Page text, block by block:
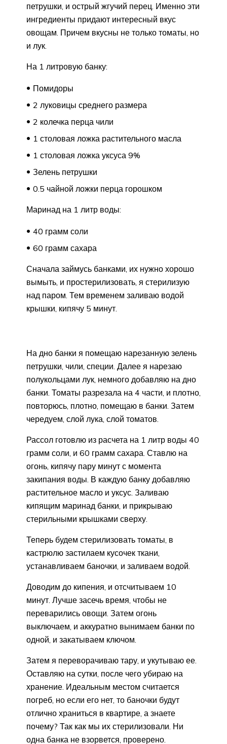
петрушки, и острый жгучий перец. Именно эти
ингредиенты придают интересный вкус
овощам. Причем вкусны не только томаты, но
и лук.
На 1 литровую банку:
Помидоры
2 луковицы среднего размера
2 колечка перца чили
1 столовая ложка растительного масла
1 столовая ложка уксуса 9%
Зелень петрушки
0.5 чайной ложки перца горошком
Маринад на 1 литр воды:
40 грамм соли
60 грамм сахара
Сначала займусь банками, их нужно хорошо
вымыть, и простерилизовать, я стерилизую
над паром. Тем временем заливаю водой
крышки, кипячу 5 минут.
На дно банки я помещаю нарезанную зелень
петрушки, чили, специи. Далее я нарезаю
полукольцами лук, немного добавляю на дно
банки. Томаты разрезала на 4 части, и плотно,
повторюсь, плотно, помещаю в банки. Затем
чередуем, слой лука, слой томатов.
Рассол готовлю из расчета на 1 литр воды 40
грамм соли, и 60 грамм сахара. Ставлю на
огонь, кипячу пару минут с момента
закипания воды. В каждую банку добавляю
растительное масло и уксус. Заливаю
кипящим маринад банки, и прикрываю
стерильными крышками сверху.
Теперь будем стерилизовать томаты, в
кастрюлю застилаем кусочек ткани,
устанавливаем баночки, и заливаем водой.
Доводим до кипения, и отсчитываем 10
минут. Лучше засечь время, чтобы не
переварились овощи. Затем огонь
выключаем, и аккуратно вынимаем банки по
одной, и закатываем ключом.
Затем я переворачиваю тару, и укутываю ее.
Оставляю на сутки, после чего убираю на
хранение. Идеальным местом считается
погреб, но если его нет, то баночки будут
отлично храниться в квартире, а знаете
почему? Так как мы их стерилизовали. Ни
одна банка не взорвется, проверено.